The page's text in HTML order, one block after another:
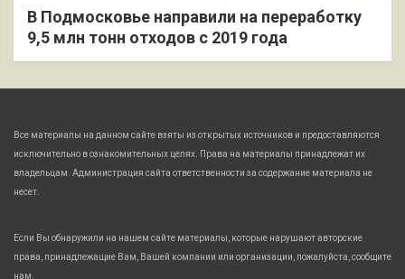
В Подмосковье направили на переработку
9,5 млн тонн отходов с 2019 года
Все материалы на данном сайте взяты из открытых источников и предоставляются
исключительно в ознакомительных целях. Права на материалы принадлежат их
владельцам. Администрация сайта ответственности за содержание материала не
несет.
Если Вы обнаружили на нашем сайте материалы, которые нарушают авторские
права, принадлежащие Вам, Вашей компании или организации, пожалуйста, сообщите
нам.